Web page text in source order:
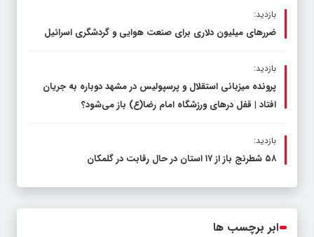
بازدید:
ضررهای میلیون دلاری برای صنعت هوایی و گردشگری اسرائیل
بازدید:
پرونده میزبانی استقلال و پرسپولیس در مشهد دوباره به جریان
افتاد | قفل در‌های ورزشگاه امام رضا(ع) باز می‌شود؟
بازدید:
۵۸ شطرنج‌ باز از ۱۷ استان در حال رقابت در گلمکان
ابر برچسب ها